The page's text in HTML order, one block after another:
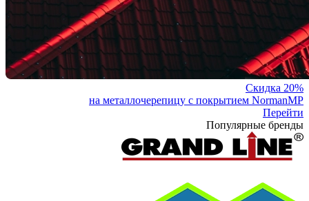
Скидка 20%
на металлочерепицу с покрытием NormanMP
Перейти
Популярные бренды